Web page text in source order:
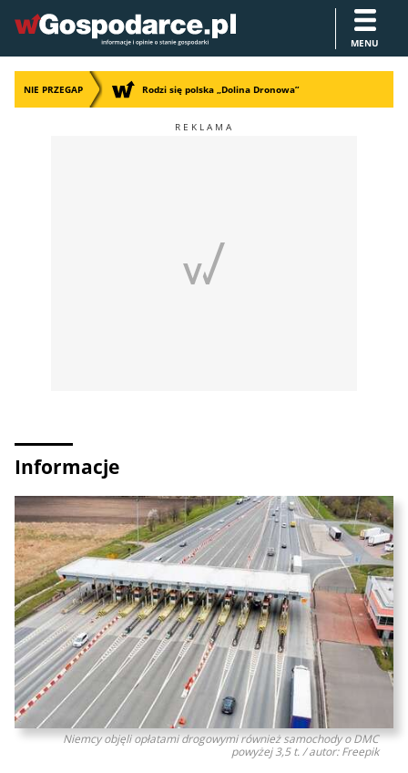
MENU
NIE PRZEGAP Rodzi się polska „Dolina Dronowa”
Informacje
Niemcy objęli opłatami drogowymi również samochody o DMC
powyżej 3,5 t. / autor: Freepik